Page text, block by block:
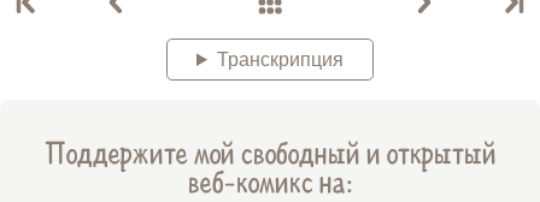
Транскрипция
Поддержите мой свободный и открытый
веб-комикс на: